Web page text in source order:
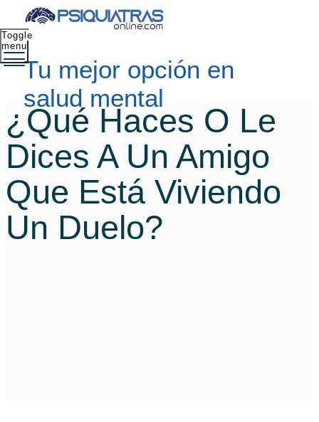
Tu mejor opción en
salud mental
Toggle
menu
¿Qué Haces O Le
Dices A Un Amigo
Que Está Viviendo
Un Duelo?